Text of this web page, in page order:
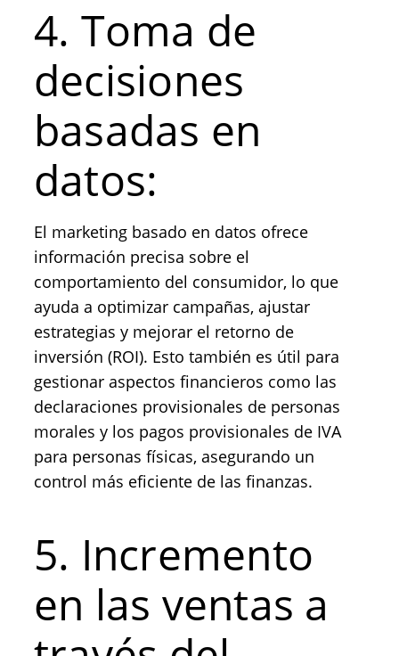
4. Toma de
decisiones
basadas en
datos:
El marketing basado en datos ofrece
información precisa sobre el
comportamiento del consumidor, lo que
ayuda a optimizar campañas, ajustar
estrategias y mejorar el retorno de
inversión (ROI). Esto también es útil para
gestionar aspectos financieros como las
declaraciones provisionales de personas
morales y los pagos provisionales de IVA
para personas físicas, asegurando un
control más eficiente de las finanzas.
5. Incremento
en las ventas a